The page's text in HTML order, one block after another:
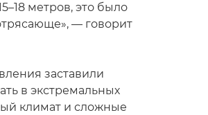
метров, это было
— говорит
заставили
в экстремальных
климат и сложные